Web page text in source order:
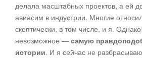
делала масштабных проектов, а ей
авиасим в индустрии. Многие
скептически, в том числе, и я.
невозможное — самую
истории. И я сейчас не